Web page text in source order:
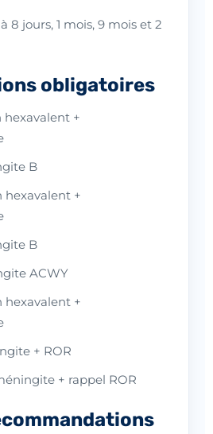
8 jours, 1 mois, 9 mois et 2
obligatoires
hexavalent +
B
hexavalent +
B
ACWY
hexavalent +
+ ROR
+ rappel ROR